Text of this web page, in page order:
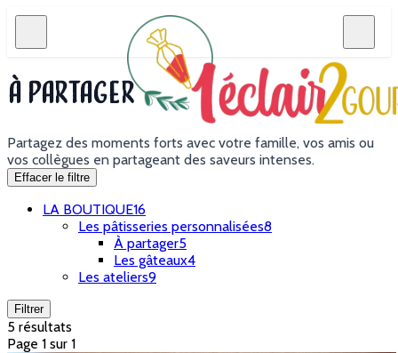
À partager
Partagez des moments forts avec votre famille, vos amis ou
vos collègues en partageant des saveurs intenses.
Effacer le filtre
LA BOUTIQUE16
Les pâtisseries personnalisées8
À partager5
Les gâteaux4
Les ateliers9
Filtrer
5 résultats
Page 1 sur 1